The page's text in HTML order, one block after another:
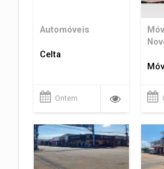
Automóveis
Celta
Ontem